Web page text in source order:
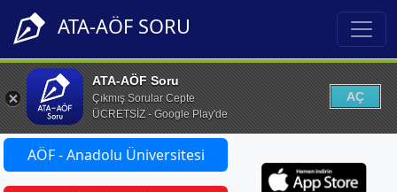
ATA-AÖF SORU
ATA-AÖF Soru
Çıkmış Sorular Cepte
ÜCRETSİZ - Google Play'de
AÇ
AÖF - Anadolu Üniversitesi